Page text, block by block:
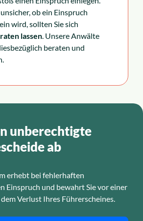
ob ein Einspruch
wird, sollten Sie sich
lassen. Unsere Anwälte
beraten und
unberechtigte
ab
erhebt bei fehlerhaften
Einspruch und bewahrt Sie vor einer
Verlust Ihres Führerscheines.